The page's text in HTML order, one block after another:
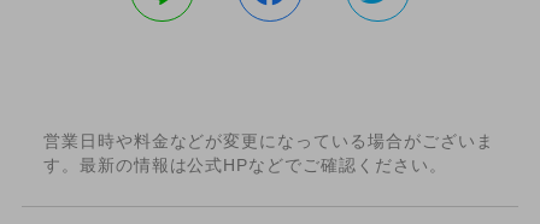
営業日時や料金などが変更になっている場合がございま
す。最新の情報は公式HPなどでご確認ください。